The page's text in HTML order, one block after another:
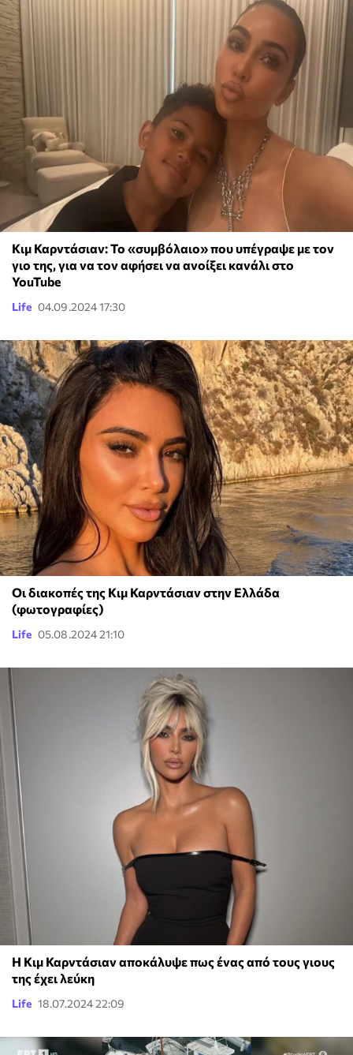
Κιμ Καρντάσιαν: Το «συμβόλαιο» που υπέγραψε με τον
γιο της, για να τον αφήσει να ανοίξει κανάλι στο
YouTube
Life 04.09.2024 17:30
Οι διακοπές της Κιμ Καρντάσιαν στην Ελλάδα
(φωτογραφίες)
Life 05.08.2024 21:10
Η Κιμ Καρντάσιαν αποκάλυψε πως ένας από τους γιους
της έχει λεύκη
Life 18.07.2024 22:09